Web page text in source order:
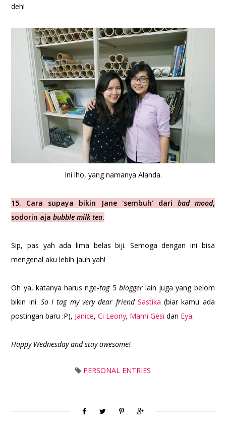
deh!
Ini lho, yang namanya Alanda.
15. Cara supaya bikin Jane 'sembuh' dari bad mood,
sodorin ajabubble milk tea.
Sip, pas yah ada lima belas biji. Semoga dengan ini bisa
mengenal aku lebih jauh yah!
Oh ya, katanya harus nge-tag 5 blogger lain juga yang belom
bikin ini. So I tag my very dear friend Sastika (biar kamu ada
postingan baru :P), Janice,Ci Leony, Mami Gesi dan Eya.
Happy Wednesday and stay awesome!
PERSONAL ENTRIES